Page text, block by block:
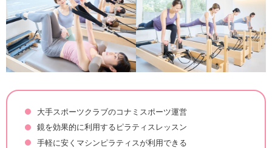
大手スポーツクラブのコナミスポーツ運営
鏡を効果的に利用するピラティスレッスン
手軽に安くマシンピラティスが利用できる